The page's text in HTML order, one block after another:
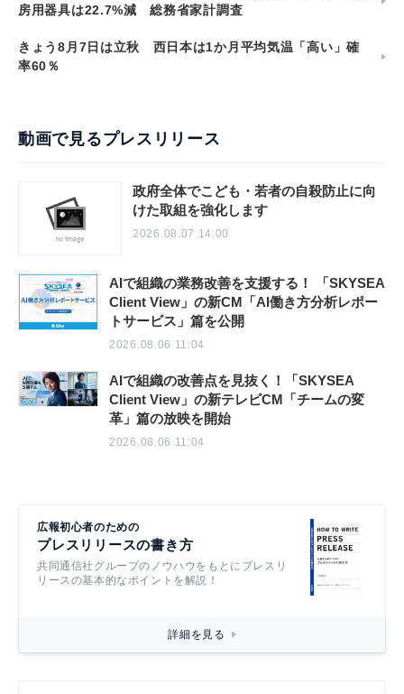
房用器具は22.7%減 総務省家計調査
きょう8月7日は立秋 西日本は1か月平均気温「高い」確
率60％
動画で見るプレスリリース
政府全体でこども・若者の自殺防止に向
けた取組を強化します
2026.08.07 14:00
AIで組織の業務改善を支援する！ 「SKYSEA
Client View」の新CM「AI働き方分析レポー
トサービス」篇を公開
2026.08.06 11:04
AIで組織の改善点を見抜く！「SKYSEA
Client View」の新テレビCM「チームの変
革」篇の放映を開始
2026.08.06 11:04
広報初心者のための
プレスリリースの書き方
共同通信社グループのノウハウをもとにプレスリ
リースの基本的なポイントを解説！
詳細を見る